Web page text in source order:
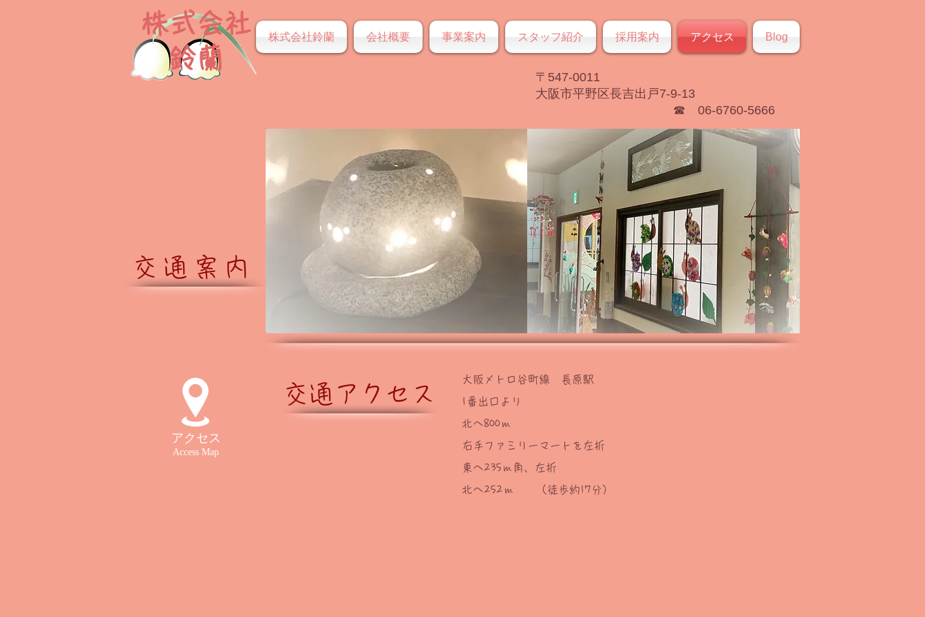
株式会社
​鈴蘭
株式会社鈴蘭 会社概要 事業案内 スタッフ紹介 採用案内 アクセス Blog
〒547-0011
大阪市平野区長吉出戸7-9-13
☎ 06-6760-5666
交通案内
アクセス
Access Map
交通アクセス
大阪メトロ谷町線 長原駅
1番出口より
北へ800ｍ
右手ファミリーマートを左折
東へ235ｍ角、左折
北へ252ｍ （徒歩約17分）